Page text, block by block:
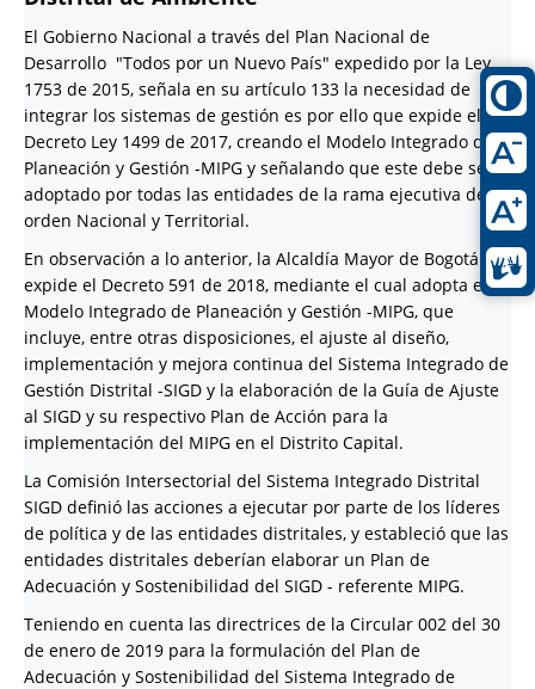
El Gobierno Nacional a través del Plan Nacional de
Desarrollo "Todos por un Nuevo País" expedido por la Ley
1753 de 2015, señala en su artículo 133 la necesidad de
integrar los sistemas de gestión es por ello que expide el
Decreto Ley 1499 de 2017, creando el Modelo Integrado de
Planeación y Gestión -MIPG y señalando que este debe ser
adoptado por todas las entidades de la rama ejecutiva del
orden Nacional y Territorial.
En observación a lo anterior, la Alcaldía Mayor de Bogotá
expide el Decreto 591 de 2018, mediante el cual adopta el
Modelo Integrado de Planeación y Gestión -MIPG, que
incluye, entre otras disposiciones, el ajuste al diseño,
implementación y mejora continua del Sistema Integrado de
Gestión Distrital -SIGD y la elaboración de la Guía de Ajuste
al SIGD y su respectivo Plan de Acción para la
implementación del MIPG en el Distrito Capital.
La Comisión Intersectorial del Sistema Integrado Distrital
SIGD definió las acciones a ejecutar por parte de los líderes
de política y de las entidades distritales, y estableció que las
entidades distritales deberían elaborar un Plan de
Adecuación y Sostenibilidad del SIGD - referente MIPG.
Teniendo en cuenta las directrices de la Circular 002 del 30
de enero de 2019 para la formulación del Plan de
Adecuación y Sostenibilidad del Sistema Integrado de